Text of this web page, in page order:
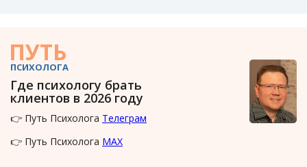
ПУТЬ
ПСИХОЛОГА
Где психологу брать
клиентов в 2026 году
👉 Путь Психолога Телеграм
👉 Путь Психолога MAX